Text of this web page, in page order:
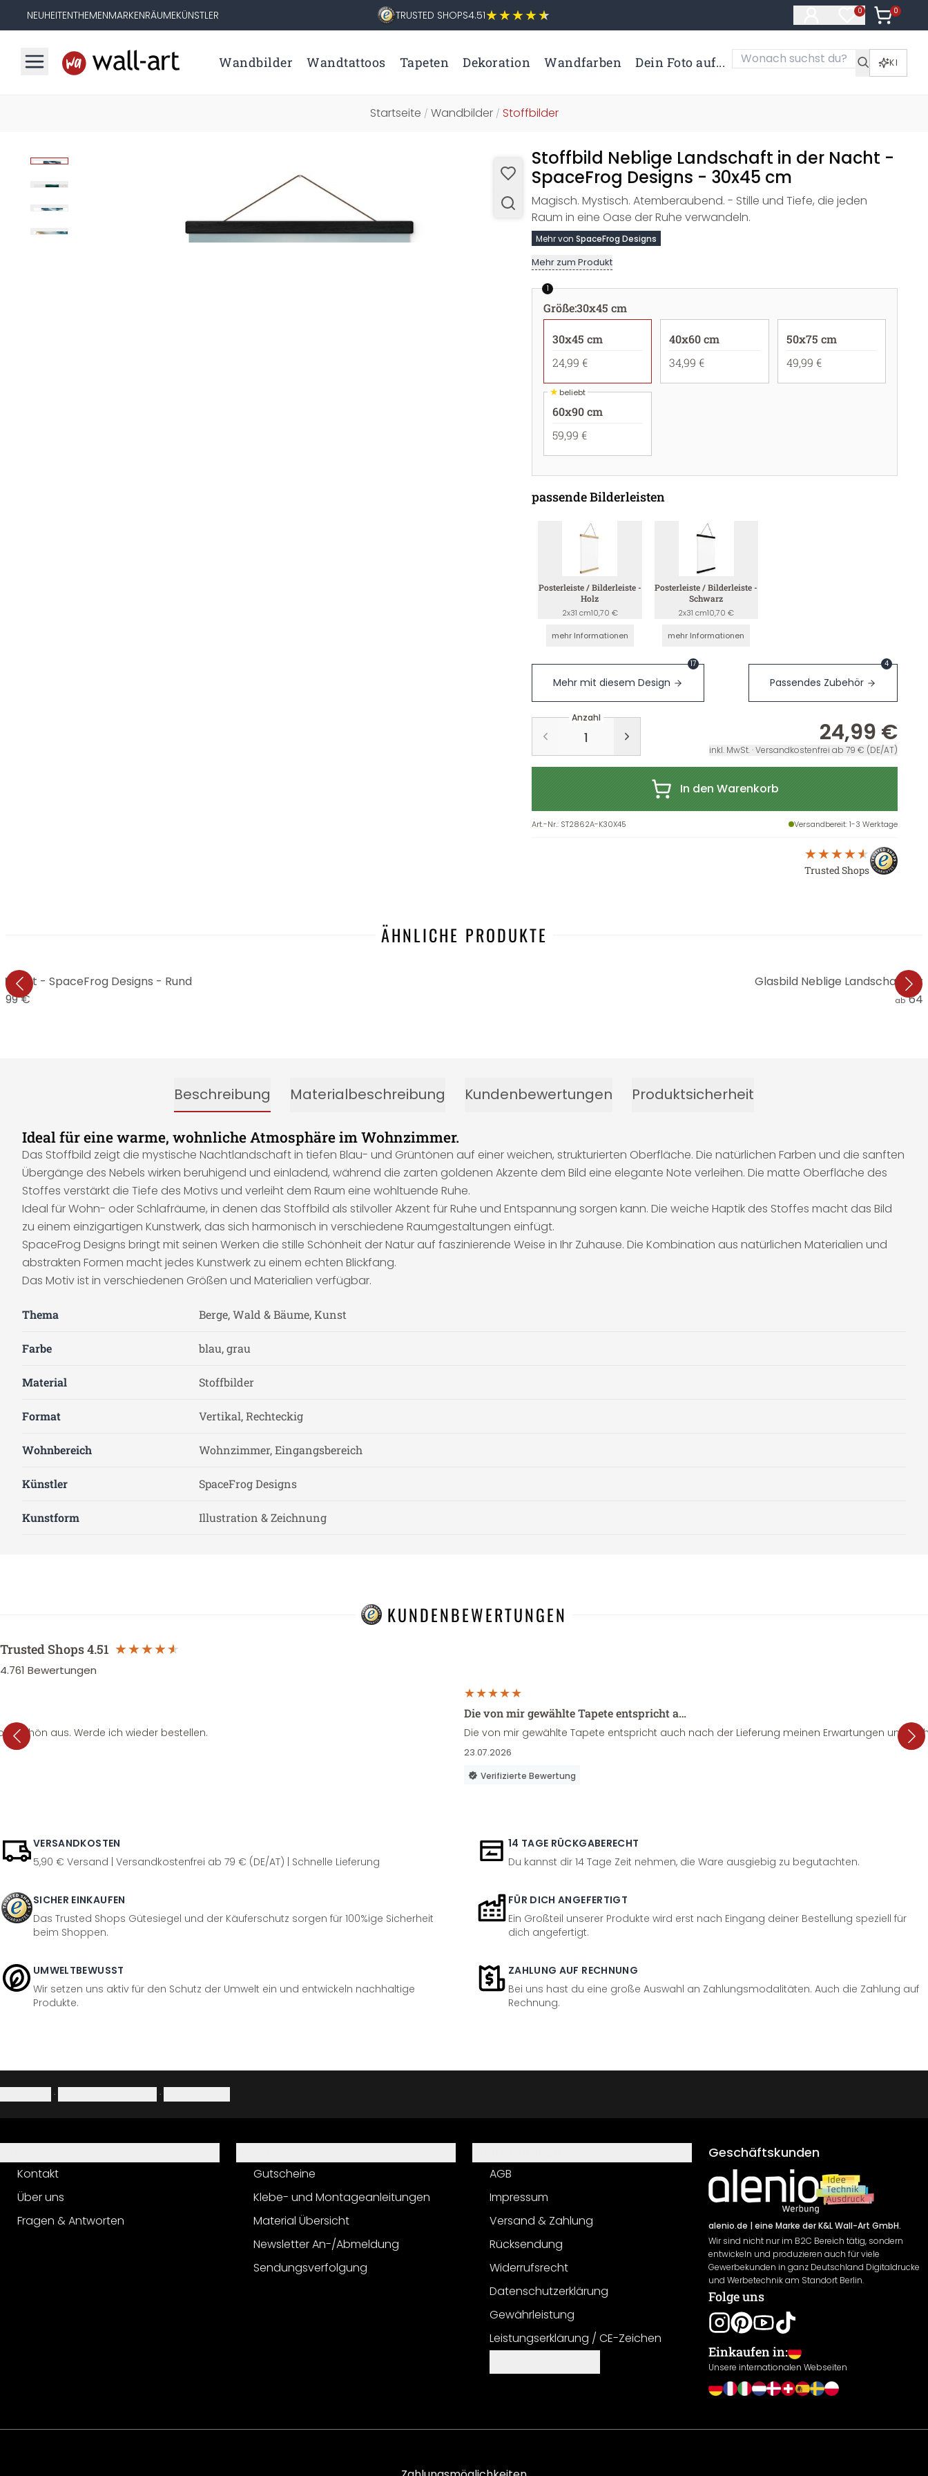
NEUHEITENTHEMENMARKENRÄUMEKÜNSTLER TRUSTED SHOPS4.51 0
Artikel im
0
Artikel
Wandbilder Wandtattoos Tapeten Dekoration Wandfarben Dein Foto auf... KI
Startseite / Wandbilder/ Stoffbilder
Stoffbild Neblige Landschaft in der Nacht -
SpaceFrog Designs - 30x45 cm
Magisch. Mystisch. Atemberaubend. - Stille und Tiefe, die jeden
Raum in eine Oase der Ruhe verwandeln.
Mehr von SpaceFrog Designs
Mehr zum Produkt
1
Größe:30x45 cm
30x45 cm
24,99 €
40x60 cm
34,99 €
50x75 cm
49,99 €
★beliebt
60x90 cm
59,99 €
passende Bilderleisten
Posterleiste / Bilderleiste -
Holz
2x31 cm10,70 €
mehr Informationen
Posterleiste / Bilderleiste -
Schwarz
2x31 cm10,70 €
mehr Informationen
Mehr mit diesem Design
17
Passendes Zubehör
4
Anzahl
24,99 €
inkl. MwSt. · Versandkostenfrei ab 79 € (DE/AT)
In den Warenkorb
Art.-Nr.: ST2862A-K30X45 Versandbereit: 1-3 Werktage
Trusted Shops
ÄHNLICHE PRODUKTE
- SpaceFrog Designs - Rund
€
Glasbild Neblige Landschaft in
ab
Beschreibung Materialbeschreibung Kundenbewertungen Produktsicherheit
Ideal für eine warme, wohnliche Atmosphäre im Wohnzimmer.
Das Stoffbild zeigt die mystische Nachtlandschaft in tiefen Blau- und Grüntönen auf einer weichen, strukturierten Oberfläche. Die natürlichen Farben und die sanften
Übergänge des Nebels wirken beruhigend und einladend, während die zarten goldenen Akzente dem Bild eine elegante Note verleihen. Die matte Oberfläche des
Stoffes verstärkt die Tiefe des Motivs und verleiht dem Raum eine wohltuende Ruhe.
Ideal für Wohn- oder Schlafräume, in denen das Stoffbild als stilvoller Akzent für Ruhe und Entspannung sorgen kann. Die weiche Haptik des Stoffes macht das Bild
zu einem einzigartigen Kunstwerk, das sich harmonisch in verschiedene Raumgestaltungen einfügt.
SpaceFrog Designs bringt mit seinen Werken die stille Schönheit der Natur auf faszinierende Weise in Ihr Zuhause. Die Kombination aus natürlichen Materialien und
abstrakten Formen macht jedes Kunstwerk zu einem echten Blickfang.
Das Motiv ist in verschiedenen Größen und Materialien verfügbar.
Thema Berge, Wald & Bäume, Kunst
Farbe blau, grau
Material Stoffbilder
Format Vertikal, Rechteckig
Wohnbereich Wohnzimmer, Eingangsbereich
Künstler SpaceFrog Designs
Kunstform Illustration & Zeichnung
KUNDENBEWERTUNGEN
Trusted Shops4.51
4.761 Bewertungen
schön aus. Werde ich wieder bestellen.
Die von mir gewählte Tapete entspricht a…
Die von mir gewählte Tapete entspricht auch nach der Lieferung meinen Erwartungen und
23.07.2026
Verifizierte Bewertung
VERSANDKOSTEN
5,90 € Versand | Versandkostenfrei ab 79 € (DE/AT) | Schnelle Lieferung
14 TAGE RÜCKGABERECHT
Du kannst dir 14 Tage Zeit nehmen, die Ware ausgiebig zu begutachten.
SICHER EINKAUFEN
Das Trusted Shops Gütesiegel und der Käuferschutz sorgen für 100%ige Sicherheit
beim Shoppen.
FÜR DICH ANGEFERTIGT
Ein Großteil unserer Produkte wird erst nach Eingang deiner Bestellung speziell für
dich angefertigt.
UMWELTBEWUSST
Wir setzen uns aktiv für den Schutz der Umwelt ein und entwickeln nachhaltige
Produkte.
ZAHLUNG AUF RECHNUNG
Bei uns hast du eine große Auswahl an Zahlungsmodalitäten. Auch die Zahlung auf
Rechnung.
· ·
Kontakt
Über uns
Fragen & Antworten
Gutscheine
Klebe- und Montageanleitungen
Material Übersicht
Newsletter An-/Abmeldung
Sendungsverfolgung
AGB
Impressum
Versand & Zahlung
Rücksendung
Widerrufsrecht
Datenschutzerklärung
Gewährleistung
Leistungserklärung / CE-Zeichen
Geschäftskunden
alenio.de | eine Marke der K&L Wall-Art GmbH.
Wir sind nicht nur im B2C Bereich tätig, sondern
entwickeln und produzieren auch für viele
Gewerbekunden in ganz Deutschland Digitaldrucke
und Werbetechnik am Standort Berlin.
Folge uns
Einkaufen in:
Unsere internationalen Webseiten